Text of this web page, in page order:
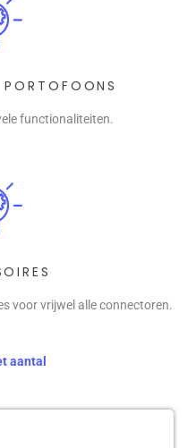
PORTOFOONS
functionaliteiten.
voor vrijwel alle connectoren.
aantal